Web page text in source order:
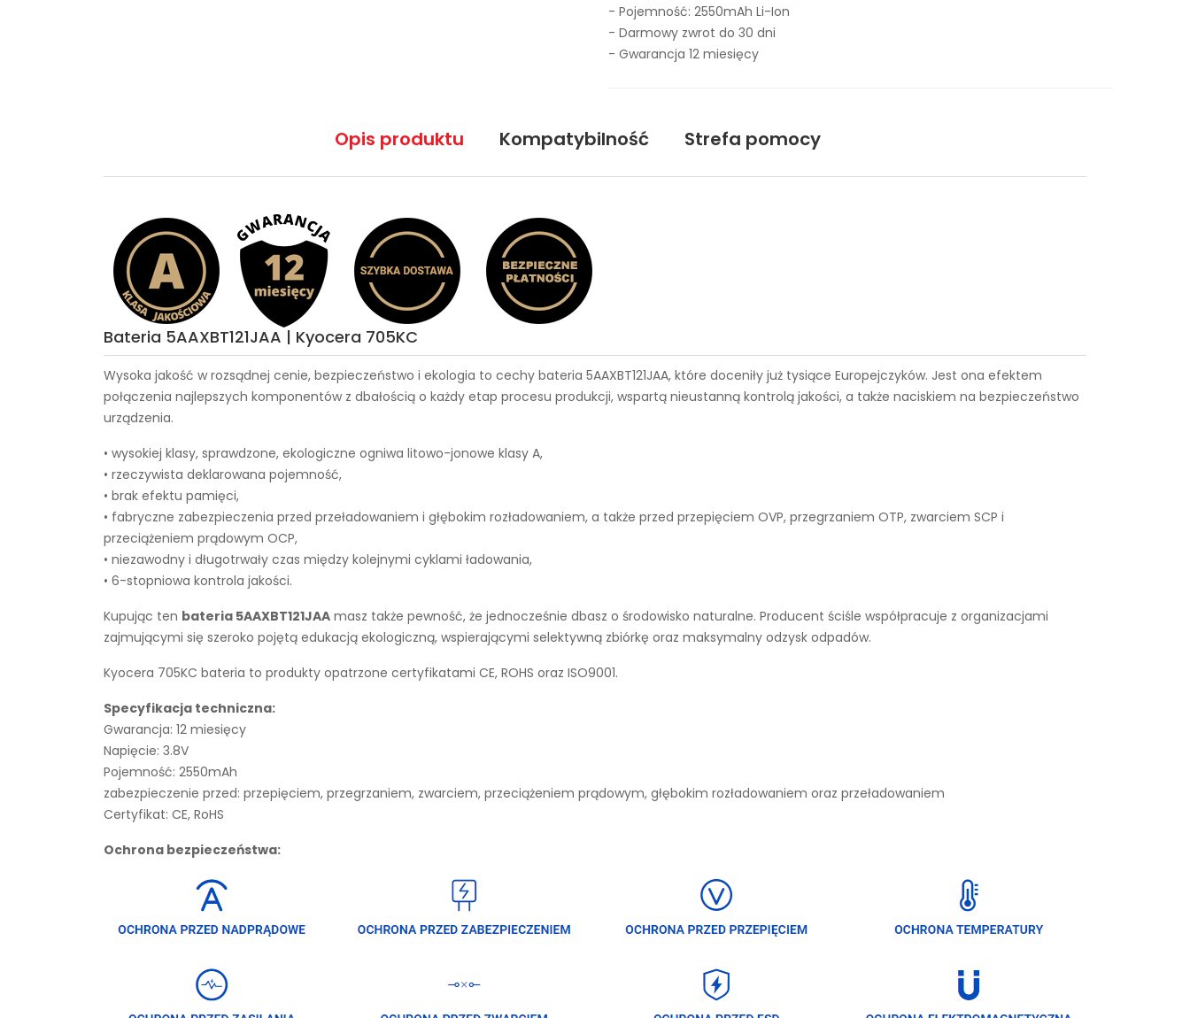
- Pojemność: 2550mAh Li-Ion
- Darmowy zwrot do 30 dni
- Gwarancja 12 miesięcy
Opis produktu Kompatybilność Strefa pomocy
Bateria 5AAXBT121JAA | Kyocera 705KC
Wysoka jakość w rozsądnej cenie, bezpieczeństwo i ekologia to cechy bateria 5AAXBT121JAA, które doceniły już tysiące Europejczyków. Jest ona efektem
połączenia najlepszych komponentów z dbałością o każdy etap procesu produkcji, wspartą nieustanną kontrolą jakości, a także naciskiem na bezpieczeństwo
urządzenia.
• wysokiej klasy, sprawdzone, ekologiczne ogniwa litowo-jonowe klasy A,
• rzeczywista deklarowana pojemność,
• brak efektu pamięci,
• fabryczne zabezpieczenia przed przeładowaniem i głębokim rozładowaniem, a także przed przepięciem OVP, przegrzaniem OTP, zwarciem SCP i
przeciążeniem prądowym OCP,
• niezawodny i długotrwały czas między kolejnymi cyklami ładowania,
• 6-stopniowa kontrola jakości.
Kupując ten bateria 5AAXBT121JAA masz także pewność, że jednocześnie dbasz o środowisko naturalne. Producent ściśle współpracuje z organizacjami
zajmującymi się szeroko pojętą edukacją ekologiczną, wspierającymi selektywną zbiórkę oraz maksymalny odzysk odpadów.
Kyocera 705KC bateria to produkty opatrzone certyfikatami CE, ROHS oraz ISO9001.
Specyfikacja techniczna:
Gwarancja: 12 miesięcy
Napięcie: 3.8V
Pojemność: 2550mAh
zabezpieczenie przed: przepięciem, przegrzaniem, zwarciem, przeciążeniem prądowym, głębokim rozładowaniem oraz przeładowaniem
Certyfikat: CE, RoHS
Ochrona bezpieczeństwa: